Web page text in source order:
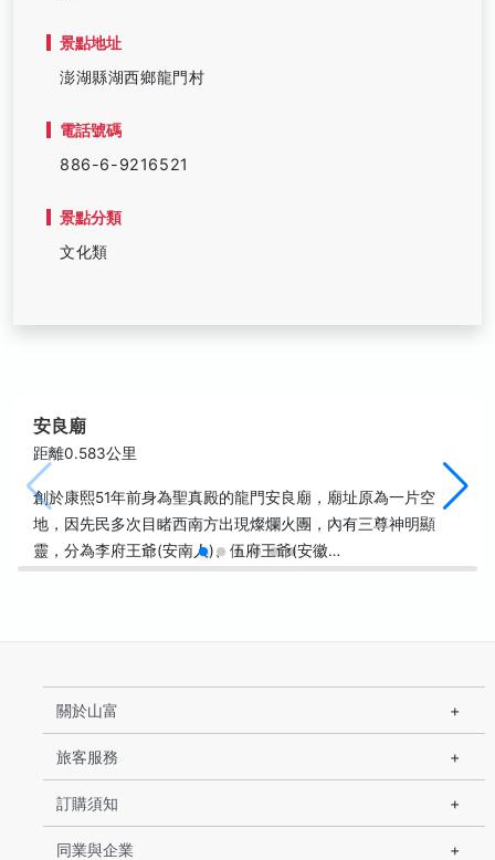
景點地址
澎湖縣湖西鄉龍門村
電話號碼
886-6-9216521
景點分類
文化類
安良廟
距離0.583公里
創於康熙51年前身為聖真殿的龍門安良廟，廟址原為一片空
地，因先民多次目睹西南方出現燦爛火團，內有三尊神明顯
靈，分為李府王爺(安南人)、伍府王爺(安徽…
關於山富
旅客服務
訂購須知
同業與企業